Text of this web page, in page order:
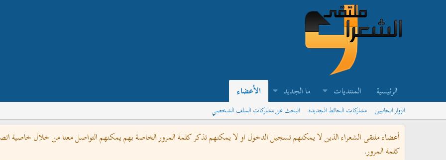
الرئيسية المنتديات ما الجديد الأعضاء
الزوار الحاليين مشاركات الحائط الجديدة البحث عن مشاركات الملف الشخصي
أعضاء ملتقى الشعراء الذين لا يمكنهم تسجيل الدخول او لا يمكنهم تذكر كلمة المرور الخاصة بهم يمكنهم التواصل معنا من خلال خاصية
كلمة المرور.